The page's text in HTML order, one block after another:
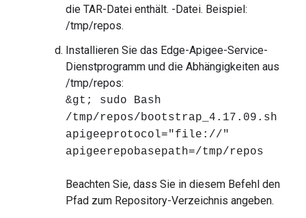
die TAR-Datei enthält. -Datei. Beispiel:
/tmp/repos.
Installieren Sie das Edge-Apigee-Service-
Dienstprogramm und die Abhängigkeiten aus
/tmp/repos:
&gt; sudo Bash
/tmp/repos/bootstrap_4.17.09.sh
apigeeprotocol="file://"
apigeerepobasepath=/tmp/repos
Beachten Sie, dass Sie in diesem Befehl den
Pfad zum Repository-Verzeichnis angeben.